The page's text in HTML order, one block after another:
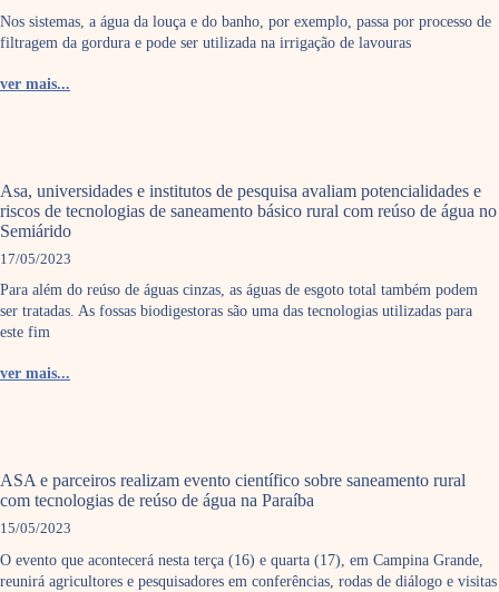
Nos sistemas, a água da louça e do banho, por exemplo, passa por processo de
filtragem da gordura e pode ser utilizada na irrigação de lavouras
ver mais...
Asa, universidades e institutos de pesquisa avaliam potencialidades e
riscos de tecnologias de saneamento básico rural com reúso de água no
Semiárido
17/05/2023
Para além do reúso de águas cinzas, as águas de esgoto total também podem
ser tratadas. As fossas biodigestoras são uma das tecnologias utilizadas para
este fim
ver mais...
ASA e parceiros realizam evento científico sobre saneamento rural
com tecnologias de reúso de água na Paraíba
15/05/2023
O evento que acontecerá nesta terça (16) e quarta (17), em Campina Grande,
reunirá agricultores e pesquisadores em conferências, rodas de diálogo e visitas